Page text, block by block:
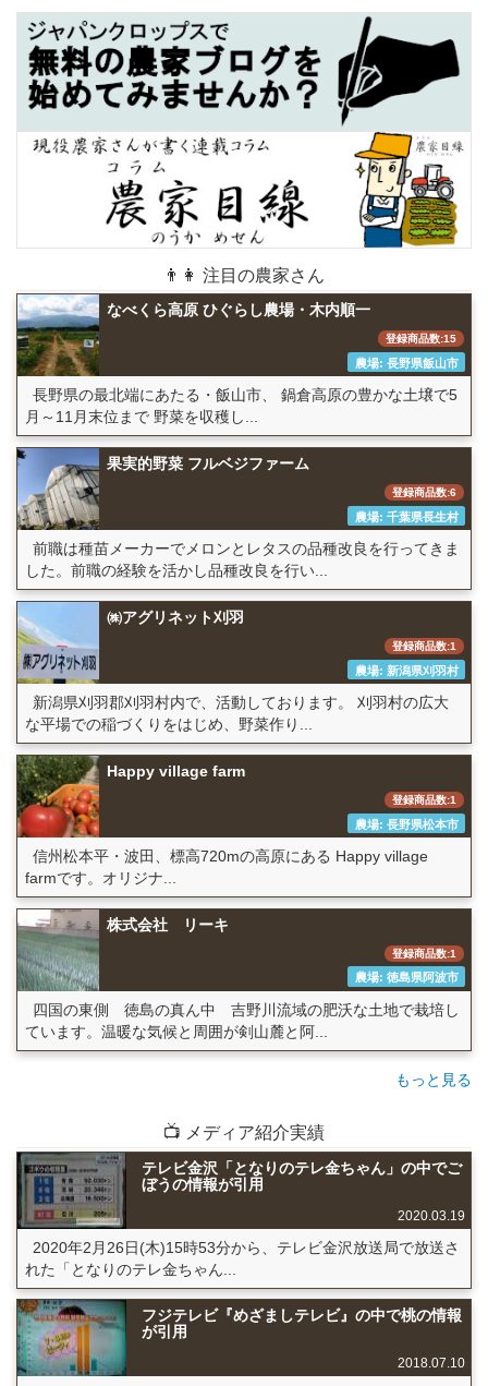
👨👩 注目の農家さん
なべくら高原 ひぐらし農場・木内順一
登録商品数:15
農場: 長野県飯山市
長野県の最北端にあたる・飯山市、 鍋倉高原の豊かな土壌で5
月～11月末位まで 野菜を収穫し...
果実的野菜 フルベジファーム
登録商品数:6
農場: 千葉県長生村
前職は種苗メーカーでメロンとレタスの品種改良を行ってきま
した。前職の経験を活かし品種改良を行い...
㈱アグリネット刈羽
登録商品数:1
農場: 新潟県刈羽村
新潟県刈羽郡刈羽村内で、活動しております。 刈羽村の広大
な平場での稲づくりをはじめ、野菜作り...
Happy village farm
登録商品数:1
農場: 長野県松本市
信州松本平・波田、標高720mの高原にある Happy village
farmです。オリジナ...
株式会社 リーキ
登録商品数:1
農場: 徳島県阿波市
四国の東側 徳島の真ん中 吉野川流域の肥沃な土地で栽培し
ています。温暖な気候と周囲が剣山麓と阿...
もっと見る
📺 メディア紹介実績
テレビ金沢「となりのテレ金ちゃん」の中でご
ぼうの情報が引用
2020.03.19
2020年2月26日(木)15時53分から、テレビ金沢放送局で放送さ
れた「となりのテレ金ちゃん...
フジテレビ『めざましテレビ』の中で桃の情報
が引用
2018.07.10